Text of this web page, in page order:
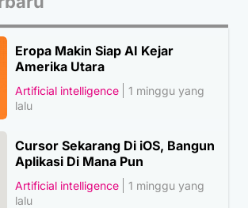
Eropa Makin Siap AI Kejar
Amerika Utara
Artificial intelligence
1 minggu yang
lalu
Cursor Sekarang Di iOS, Bangun
Aplikasi Di Mana Pun
Artificial intelligence
1 minggu yang
lalu